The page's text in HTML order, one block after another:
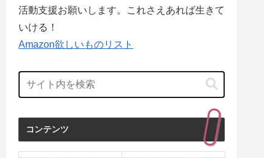
活動支援お願いします。これさえあれば生きて
いける！
Amazon欲しいものリスト
コンテンツ